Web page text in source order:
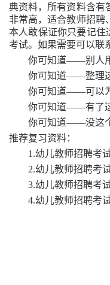
典资料，所有资料含有
非常高，适合教师招聘
本人敢保证你只要记住
考试。如果需要可以联
你可知道——别人用
你可知道——整理
你可知道——可以为
你可知道——有了这
你可知道——没这个
推荐复习资料：
1.幼儿教师招聘考
2.幼儿教师招聘考
3.幼儿教师招聘考
4.幼儿教师招聘考